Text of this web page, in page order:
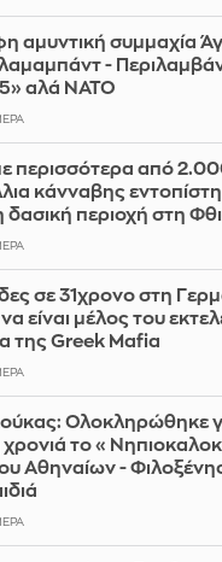
αμυντική συμμαχία
-
αλά ΝΑΤΟ
περισσότερα από
κάνναβης
περιοχή στη
σε 31χρονο στη
είναι μέλος του
της Greek Mafia
Ολοκληρώθηκε
το
Αθηναίων -